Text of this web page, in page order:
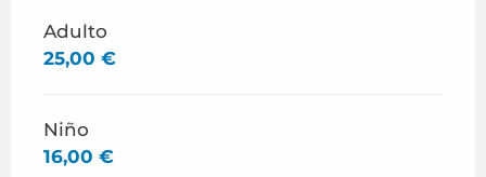
Adulto
25,00 €
Niño
16,00 €